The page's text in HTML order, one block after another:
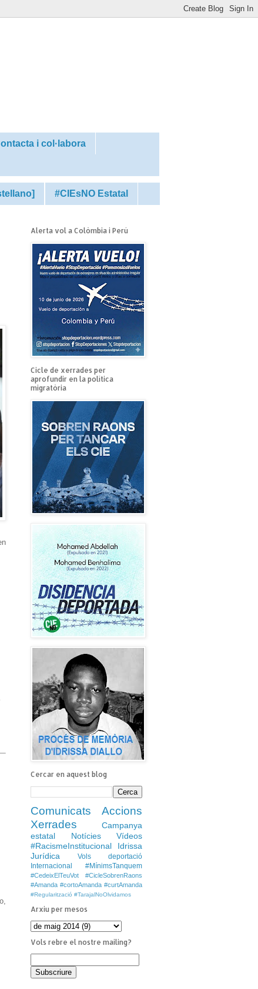
i col·labora
#CIEsNO Estatal
Alerta vol a Colòmbia i Perú
Cicle de xerrades per
aprofundir en la política
migratòria
Cercar en aquest blog
Comunicats
Accions
Xerrades
Campanya
estatal
Notícies
Vídeos
#RacismeInstitucional
Idrissa
Jurídica
Vols deportació
Internacional
#MínimsTanquem
#CedeixElTeuVot
#CicleSobrenRaons
#Amanda #cortoAmanda #curtAmanda
#Regularització #TarajalNoOlvidamos
Arxiu per mesos
Vols rebre el nostre mailing?